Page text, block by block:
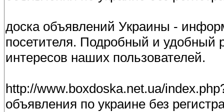
доска объявлений Украины -
посетителя. Подробный и удобный
интересов наших пользователей.
http://www.boxdoska.net.ua/
объявления по украине без